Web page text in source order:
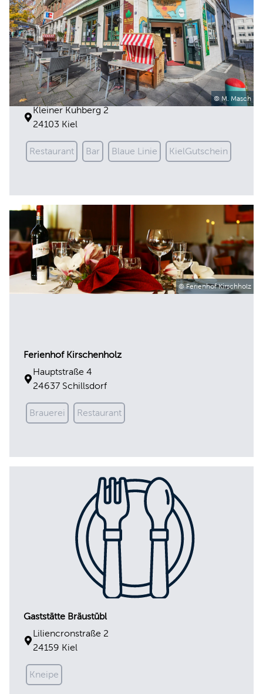
© M. Masch
El Paso
Kleiner Kuhberg 2
24103 Kiel
Restaurant Bar Blaue Linie KielGutschein
© Ferienhof Kirschholz
Ferienhof Kirschenholz
Hauptstraße 4
24637 Schillsdorf
Brauerei Restaurant
Gaststätte Bräustübl
Liliencronstraße 2
24159 Kiel
Kneipe